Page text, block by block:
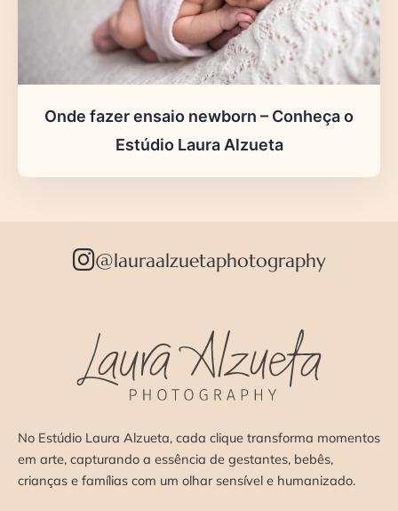
Onde fazer ensaio newborn – Conheça o
Estúdio Laura Alzueta
@lauraalzuetaphotography
No Estúdio Laura Alzueta, cada clique transforma momentos
em arte, capturando a essência de gestantes, bebês,
crianças e famílias com um olhar sensível e humanizado.